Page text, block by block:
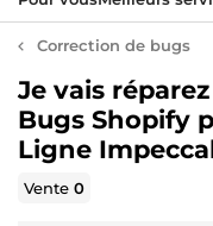
Correction de bugs
Je vais
Bugs Shopify
Ligne
Vente0